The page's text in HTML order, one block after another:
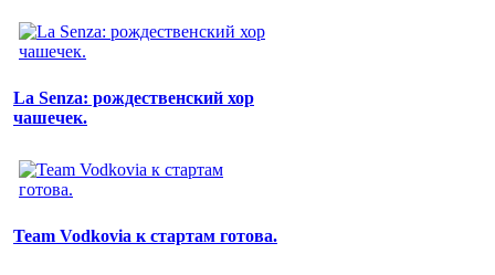
La Senza: рождественский хор
чашечек.
Team Vodkovia к стартам готова.